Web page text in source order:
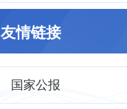
友情链接
国家公报